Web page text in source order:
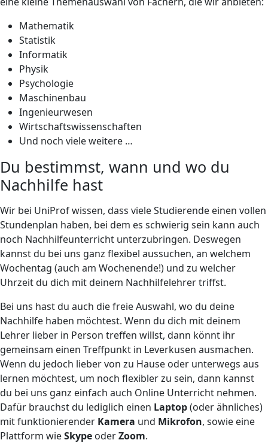
Mathematik
Statistik
Informatik
Physik
Psychologie
Maschinenbau
Ingenieurwesen
Wirtschaftswissenschaften
Und noch viele weitere …
Du bestimmst, wann und wo du
Nachhilfe hast
Wir bei UniProf wissen, dass viele Studierende einen vollen
Stundenplan haben, bei dem es schwierig sein kann auch
noch Nachhilfeunterricht unterzubringen. Deswegen
kannst du bei uns ganz flexibel aussuchen, an welchem
Wochentag (auch am Wochenende!) und zu welcher
Uhrzeit du dich mit deinem Nachhilfelehrer triffst.
Bei uns hast du auch die freie Auswahl, wo du deine
Nachhilfe haben möchtest. Wenn du dich mit deinem
Lehrer lieber in Person treffen willst, dann könnt ihr
gemeinsam einen Treffpunkt in Leverkusen ausmachen.
Wenn du jedoch lieber von zu Hause oder unterwegs aus
lernen möchtest, um noch flexibler zu sein, dann kannst
du bei uns ganz einfach auch Online Unterricht nehmen.
Dafür brauchst du lediglich einen Laptop(oder ähnliches)
mit funktionierender Kamera und Mikrofon, sowie eine
Plattform wieSkype oderZoom.